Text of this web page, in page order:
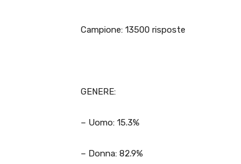
Campione: 13500 risposte
GENERE:
– Uomo: 15.3%
– Donna: 82.9%